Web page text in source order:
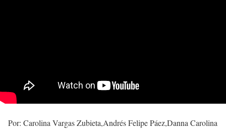
Por: Carolina Vargas Zubieta,Andrés Felipe Páez,Danna Carolina